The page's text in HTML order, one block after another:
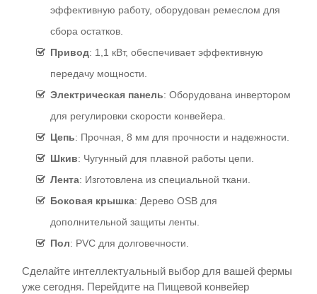
эффективную работу, оборудован ремеслом для
сбора остатков.
Привод: 1,1 кВт, обеспечивает эффективную
передачу мощности.
Электрическая панель: Оборудована инвертором
для регулировки скорости конвейера.
Цепь: Прочная, 8 мм для прочности и надежности.
Шкив: Чугунный для плавной работы цепи.
Лента: Изготовлена из специальной ткани.
Боковая крышка: Дерево OSB для
дополнительной защиты ленты.
Пол: PVC для долговечности.
Сделайте интеллектуальный выбор для вашей фермы
уже сегодня. Перейдите на Пищевой конвейер